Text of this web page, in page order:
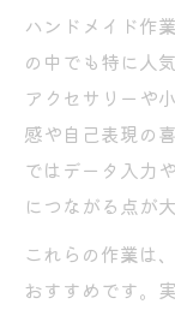
ハンドメイド作
の中でも特に人
アクセサリーや
感や自己表現の
ではデータ入力
につながる点が
これらの作業は
おすすめです。